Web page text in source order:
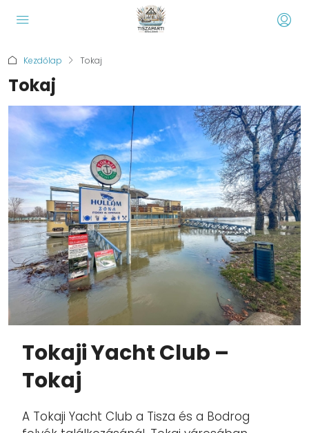
Kezdőlap Tokaj
Tokaj
Tokaji Yacht Club –
Tokaj
A Tokaji Yacht Club a Tisza és a Bodrog